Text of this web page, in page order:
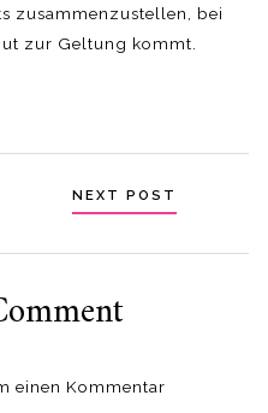
zusammenzustellen, bei
zur Geltung kommt.
NEXT POST
einen Kommentar